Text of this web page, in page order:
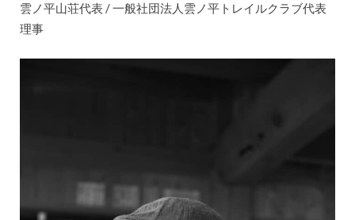
雲ノ平山荘代表 / 一般社団法人雲ノ平トレイルクラブ代表
理事